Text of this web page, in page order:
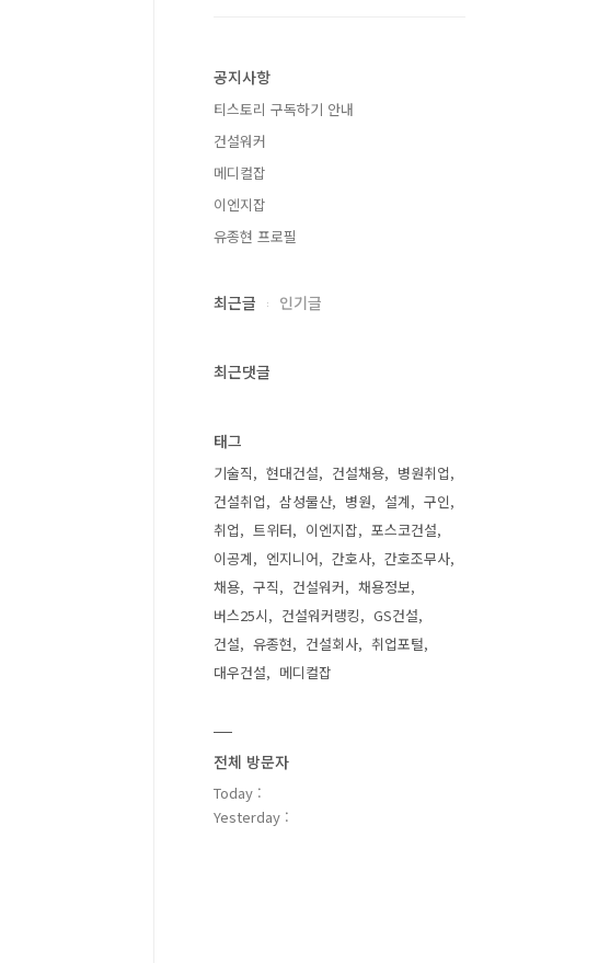
공지사항
티스토리 구독하기 안내
건설워커
메디컬잡
이엔지잡
유종현 프로필
최근글 인기글
최근댓글
태그
기술직 현대건설 건설채용
병원취업
건설취업
삼성물산 병원 설계
구인
취업
트위터 이엔지잡
포스코건설
이공계
엔지니어 간호사
간호조무사
채용
구직 건설워커
채용정보
버스25시
건설워커랭킹
GS건설
건설
유종현 건설회사
취업포털
대우건설
메디컬잡
전체 방문자
Today :
Yesterday :